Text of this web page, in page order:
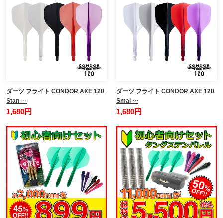
ダーツ フライト CONDOR AXE 120
Stan …
1,680円
ダーツ フライト CONDOR AXE 120
Smal …
1,680円